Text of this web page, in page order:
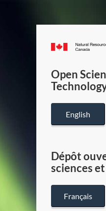
Open
English
Dépôt
sciences
Français